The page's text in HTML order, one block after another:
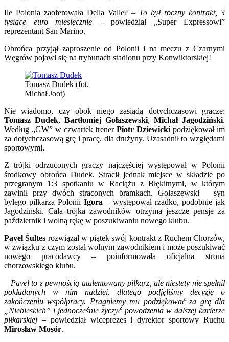
Ile Polonia zaoferowała Della Valle? – To był roczny kontrakt, 3
tysiące euro miesięcznie – powiedział „Super Expressowi”
reprezentant San Marino.
Obrońca przyjął zaproszenie od Polonii i na meczu z Czarnymi
Węgrów pojawi się na trybunach stadionu przy Konwiktorskiej!
Tomasz Dudek (fot.
Michał Joot)
Nie wiadomo, czy obok niego zasiądą dotychczasowi gracze:
Tomasz Dudek, Bartłomiej Gołaszewski, Michał Jagodziński.
Według „GW” w czwartek trener Piotr Dziewicki podziękował im
za dotychczasową grę i pracę. dla drużyny. Uzasadnił to względami
sportowymi.
Z trójki odrzuconych graczy najczęściej występował w Polonii
środkowy obrońca Dudek. Stracił jednak miejsce w składzie po
przegranym 1:3 spotkaniu w Raciążu z Błękitnymi, w którym
zawinił przy dwóch straconych bramkach. Gołaszewski – syn
byłego piłkarza Polonii Igora – występował rzadko, podobnie jak
Jagodziński. Cała trójka zawodników otrzyma jeszcze pensje za
październik i wolną rękę w poszukiwaniu nowego klubu.
Pavel Šultes rozwiązał w piątek swój kontrakt z Ruchem Chorzów,
w związku z czym został wolnym zawodnikiem i może poszukiwać
nowego pracodawcy – poinformowała oficjalna strona
chorzowskiego klubu.
– Pavel to z pewnością utalentowany piłkarz, ale niestety nie spełnił
pokładanych w nim nadziei, dlatego podjęliśmy decyzję o
zakończeniu współpracy. Pragniemy mu podziękować za grę dla
„Niebieskich” i jednocześnie życzyć powodzenia w dalszej karierze
piłkarskiej – powiedział wiceprezes i dyrektor sportowy Ruchu
Mirosław Mosór.